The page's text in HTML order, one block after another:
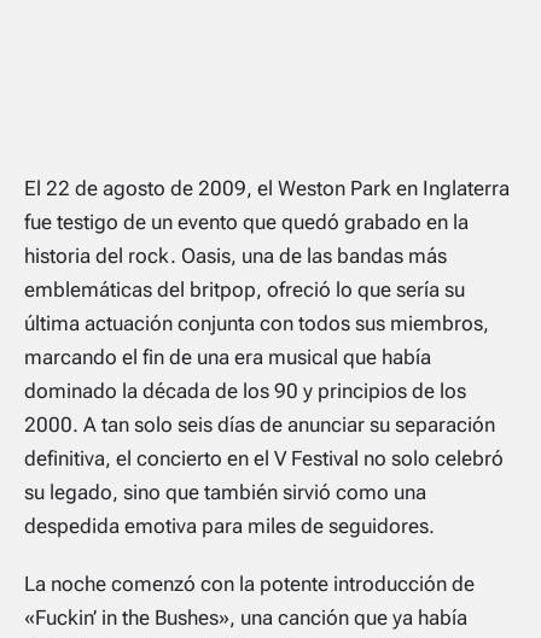
El 22 de agosto de 2009, el Weston Park en Inglaterra
fue testigo de un evento que quedó grabado en la
historia del rock. Oasis, una de las bandas más
emblemáticas del britpop, ofreció lo que sería su
última actuación conjunta con todos sus miembros,
marcando el fin de una era musical que había
dominado la década de los 90 y principios de los
2000. A tan solo seis días de anunciar su separación
definitiva, el concierto en el V Festival no solo celebró
su legado, sino que también sirvió como una
despedida emotiva para miles de seguidores.
La noche comenzó con la potente introducción de
«Fuckin’ in the Bushes», una canción que ya había